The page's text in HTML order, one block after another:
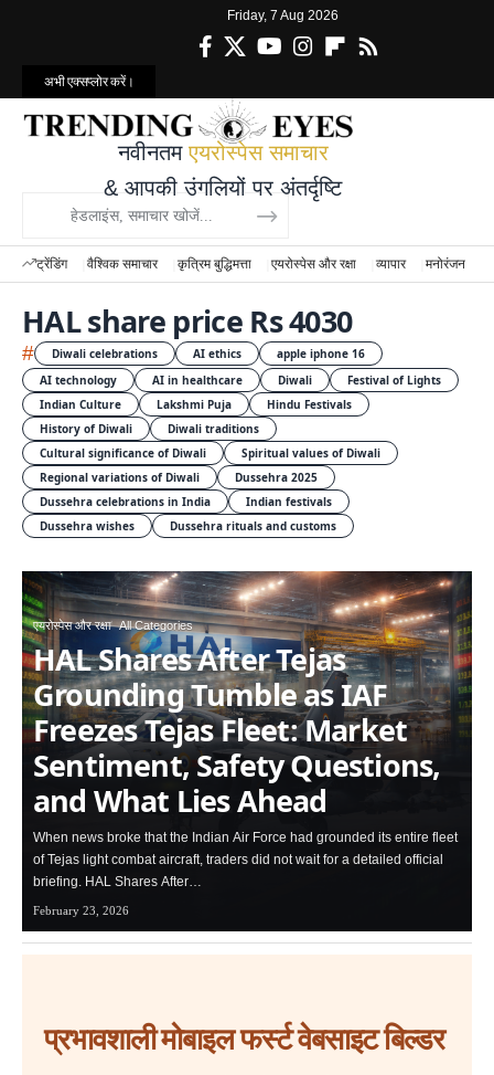
Friday, 7 Aug 2026
अभी एक्सप्लोर करें।
नवीनतम एयरोस्पेस समाचार
& आपकी उंगलियों पर अंतर्दृष्टि
ट्रेंडिंग वैश्विक समाचार कृत्रिम बुद्धिमत्ता एयरोस्पेस और रक्षा व्यापार मनोरंजन
HAL share price Rs 4030
# Diwali celebrations AI ethics
apple iphone 16
AI technology
AI in healthcare Diwali
Festival of Lights
Indian Culture
Lakshmi Puja
Hindu Festivals
History of Diwali
Diwali traditions
Cultural significance of Diwali
Spiritual values of Diwali
Regional variations of Diwali
Dussehra 2025
Dussehra celebrations in India
Indian festivals
Dussehra wishes
Dussehra rituals and customs
एयरोस्पेस और रक्षा All Categories
HAL Shares After Tejas
Grounding Tumble as IAF
Freezes Tejas Fleet: Market
Sentiment, Safety Questions,
and What Lies Ahead
When news broke that the Indian Air Force had grounded its entire fleet
of Tejas light combat aircraft, traders did not wait for a detailed official
briefing. HAL Shares After…
February 23, 2026
प्रभावशाली मोबाइल फर्स्ट वेबसाइट बिल्डर